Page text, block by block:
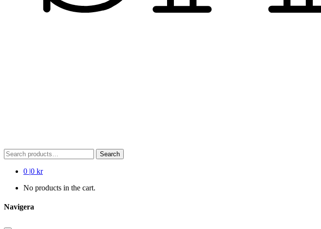
Search
for:
Search
0 |0 kr
No products in the cart.
Navigera